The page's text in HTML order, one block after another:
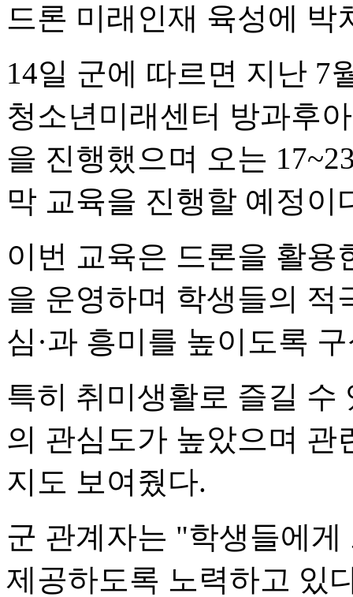
드론 미래인재 육성에 박
14일 군에 따르면 지난 7
청소년미래센터 방과후
을 진행했으며 오는
막 교육을 진행할 예정이
이번 교육은 드론을 활용
을 운영하며 학생들의 적
심·과 흥미를 높이도록
특히 취미생활로 즐길 수
의 관심도가 높았으며 관
지도 보여줬다.
군 관계자는 "학생들에
제공하도록 노력하고 있